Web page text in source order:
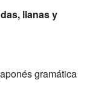
llanas y
gramática